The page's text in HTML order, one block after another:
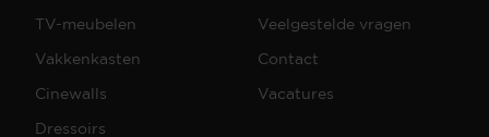
TV-meubelen
Vakkenkasten
Cinewalls
Dressoirs
Veelgestelde vragen
Contact
Vacatures